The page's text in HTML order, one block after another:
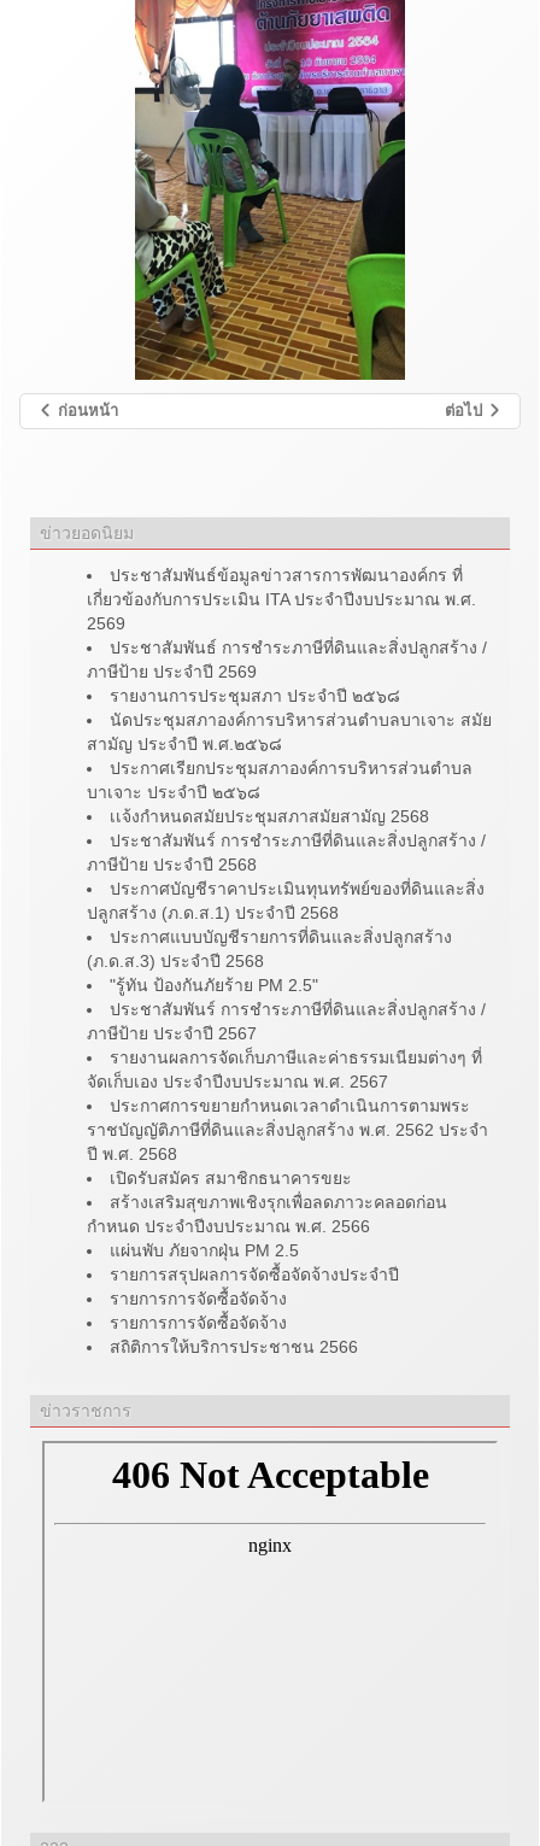
ก่อนหน้า ต่อไป
ข่าวยอดนิยม
ประชาสัมพันธ์ข้อมูลข่าวสารการพัฒนาองค์กร ที่
เกี่ยวข้องกับการประเมิน ITA ประจำปีงบประมาณ พ.ศ.
2569
ประชาสัมพันธ์ การชำระภาษีที่ดินและสิ่งปลูกสร้าง /
ภาษีป้าย ประจำปี 2569
รายงานการประชุมสภา ประจำปี ๒๕๖๘
นัดประชุมสภาองค์การบริหารส่วนตำบลบาเจาะ สมัย
สามัญ ประจำปี พ.ศ.๒๕๖๘
ประกาศเรียกประชุมสภาองค์การบริหารส่วนตำบล
บาเจาะ ประจำปี ๒๕๖๘
เเจ้งกำหนดสมัยประชุมสภาสมัยสามัญ 2568
ประชาสัมพันร์ การชำระภาษีที่ดินและสิ่งปลูกสร้าง /
ภาษีป้าย ประจำปี 2568
ประกาศบัญชีราคาประเมินทุนทรัพย์ของที่ดินและสิ่ง
ปลูกสร้าง (ภ.ด.ส.1) ประจำปี 2568
ประกาศแบบบัญชีรายการที่ดินและสิ่งปลูกสร้าง
(ภ.ด.ส.3) ประจำปี 2568
"รู้ทัน ป้องกันภัยร้าย PM 2.5"
ประชาสัมพันร์ การชำระภาษีที่ดินและสิ่งปลูกสร้าง /
ภาษีป้าย ประจำปี 2567
รายงานผลการจัดเก็บภาษีและค่าธรรมเนียมต่างๆ ที่
จัดเก็บเอง ประจำปีงบประมาณ พ.ศ. 2567
ประกาศการขยายกำหนดเวลาดำเนินการตามพระ
ราชบัญญัติภาษีที่ดินและสิ่งปลูกสร้าง พ.ศ. 2562 ประจำ
ปี พ.ศ. 2568
เปิดรับสมัคร สมาชิกธนาคารขยะ
สร้างเสริมสุขภาพเชิงรุกเพื่อลดภาวะคลอดก่อน
กำหนด ประจำปีงบประมาณ พ.ศ. 2566
แผ่นพับ ภัยจากฝุ่น PM 2.5
รายการสรุปผลการจัดซื้อจัดจ้างประจำปี
รายการการจัดซื้อจัดจ้าง
รายการการจัดซื้อจัดจ้าง
สถิติการให้บริการประชาชน 2566
ข่าวราชการ